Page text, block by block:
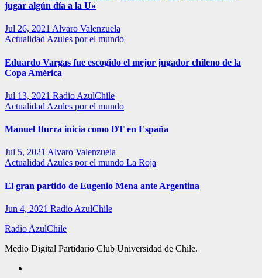
jugar algún día a la U»
Jul 26, 2021 Alvaro Valenzuela
Actualidad Azules por el mundo
Eduardo Vargas fue escogido el mejor jugador chileno de la
Copa América
Jul 13, 2021 Radio AzulChile
Actualidad Azules por el mundo
Manuel Iturra inicia como DT en España
Jul 5, 2021 Alvaro Valenzuela
Actualidad Azules por el mundo La Roja
El gran partido de Eugenio Mena ante Argentina
Jun 4, 2021 Radio AzulChile
Radio AzulChile
Medio Digital Partidario Club Universidad de Chile.